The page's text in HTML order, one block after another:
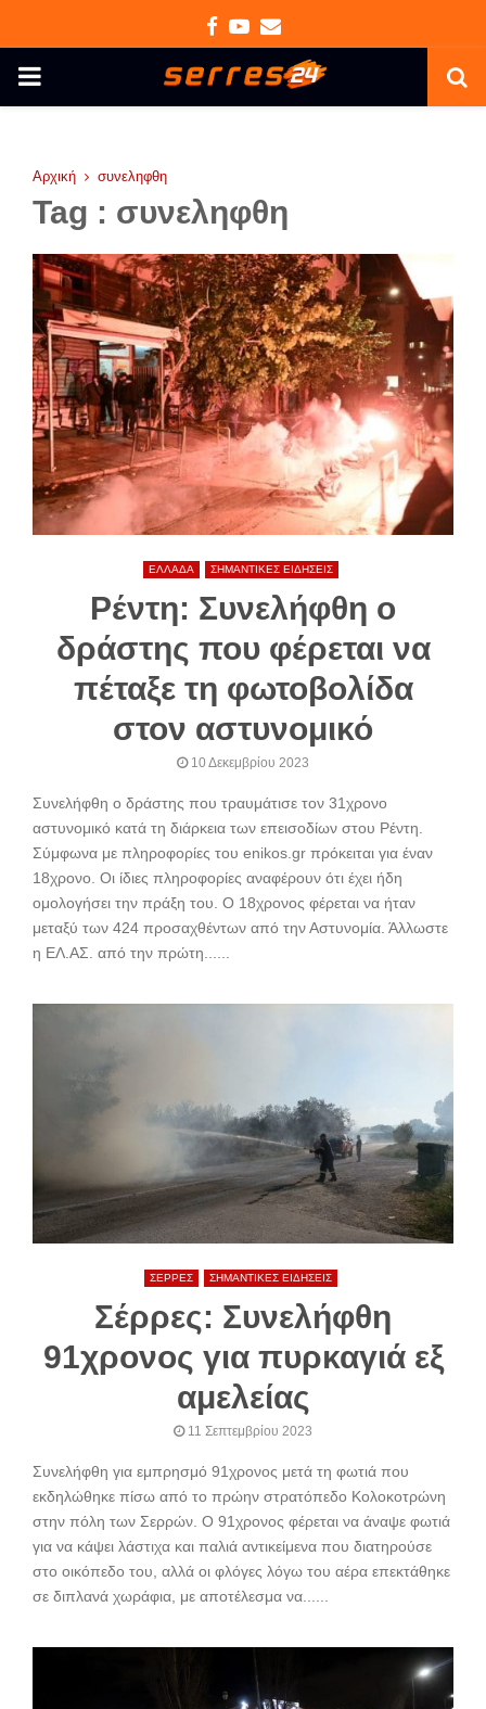
Facebook
Youtube
Email
PRIMARY
Αρχική συνεληφθη
Tag : συνεληφθη
ΕΛΛΑΔΑ ΣΗΜΑΝΤΙΚΕΣ ΕΙΔΗΣΕΙΣ
Ρέντη: Συνελήφθη ο
δράστης που φέρεται να
πέταξε τη φωτοβολίδα
στον αστυνομικό
10 Δεκεμβρίου 2023
Συνελήφθη ο δράστης που τραυμάτισε τον 31χρονο
αστυνομικό κατά τη διάρκεια των επεισοδίων στου Ρέντη.
Σύμφωνα με πληροφορίες του enikos.gr πρόκειται για έναν
18χρονο. Οι ίδιες πληροφορίες αναφέρουν ότι έχει ήδη
ομολογήσει την πράξη του. Ο 18χρονος φέρεται να ήταν
μεταξύ των 424 προσαχθέντων από την Αστυνομία. Άλλωστε
η ΕΛ.ΑΣ. από την πρώτη......
ΣΕΡΡΕΣ ΣΗΜΑΝΤΙΚΕΣ ΕΙΔΗΣΕΙΣ
Σέρρες: Συνελήφθη
91χρονος για πυρκαγιά εξ
αμελείας
11 Σεπτεμβρίου 2023
Συνελήφθη για εμπρησμό 91χρονος μετά τη φωτιά που
εκδηλώθηκε πίσω από το πρώην στρατόπεδο Κολοκοτρώνη
στην πόλη των Σερρών. Ο 91χρονος φέρεται να άναψε φωτιά
για να κάψει λάστιχα και παλιά αντικείμενα που διατηρούσε
στο οικόπεδο του, αλλά οι φλόγες λόγω του αέρα επεκτάθηκε
σε διπλανά χωράφια, με αποτέλεσμα να......